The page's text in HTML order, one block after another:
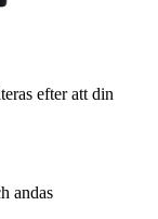
efter att din
andas